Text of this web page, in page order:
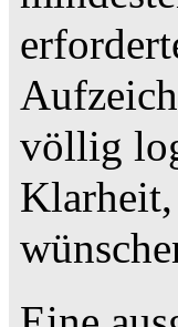
völlig